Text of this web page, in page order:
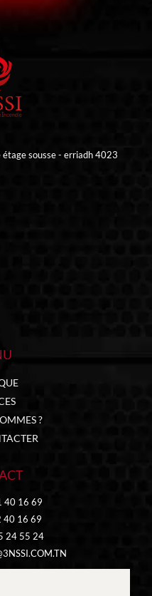
sousse - erriadh 4023
?
40 16 69
40 16 69
24 55 24